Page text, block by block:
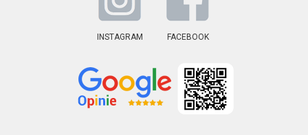
INSTAGRAM FACEBOOK